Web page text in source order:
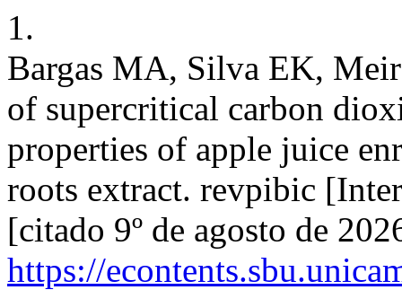
1.
Bargas MA, Silva EK,
of supercritical carbon
properties of apple juice
roots extract. revpibic
[citado 9º de agosto de
https://